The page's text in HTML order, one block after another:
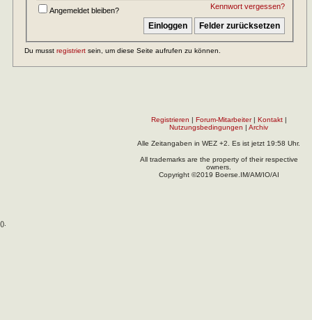
Kennwort vergessen?
Angemeldet bleiben?
Du musst registriert sein, um diese Seite aufrufen zu können.
Registrieren | Forum-Mitarbeiter| Kontakt|
Nutzungsbedingungen | Archiv
Alle Zeitangaben in WEZ +2. Es ist jetzt 19:58 Uhr.
All trademarks are the property of their respective
owners.
Copyright ©2019 Boerse.IM/AM/IO/AI
().